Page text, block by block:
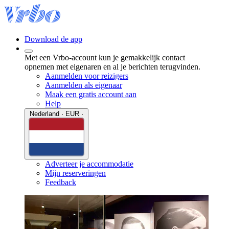
Download de app
Met een Vrbo-account kun je gemakkelijk contact
opnemen met eigenaren en al je berichten terugvinden.
Aanmelden voor reizigers
Aanmelden als eigenaar
Maak een gratis account aan
Help
Adverteer je accommodatie
Mijn reserveringen
Feedback